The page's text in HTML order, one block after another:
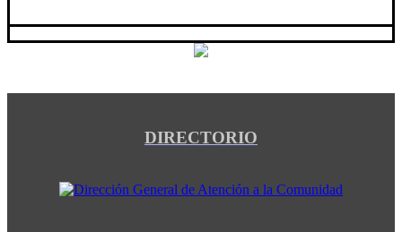
DIRECTORIO